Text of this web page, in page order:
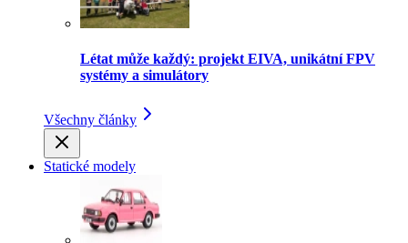
Létat může každý: projekt EIVA, unikátní FPV
systémy a simulátory
Všechny články
Statické modely